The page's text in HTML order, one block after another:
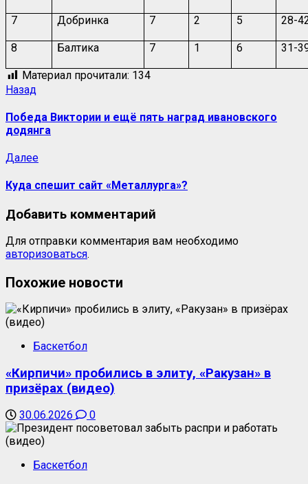
7 Добринка 7 2 5 28-
8 Балтика 7 1 6 31-
Материал прочитали: 134
Назад
Победа Виктории и ещё пять наград ивановского
додянга
Далее
Куда спешит сайт «Металлурга»?
Добавить комментарий
Для отправки комментария вам необходимо
авторизоваться.
Похожие новости
Баскетбол
«Кирпичи» пробились в элиту, «Ракузан» в
призёрах (видео)
30.06.2026 0
Баскетбол